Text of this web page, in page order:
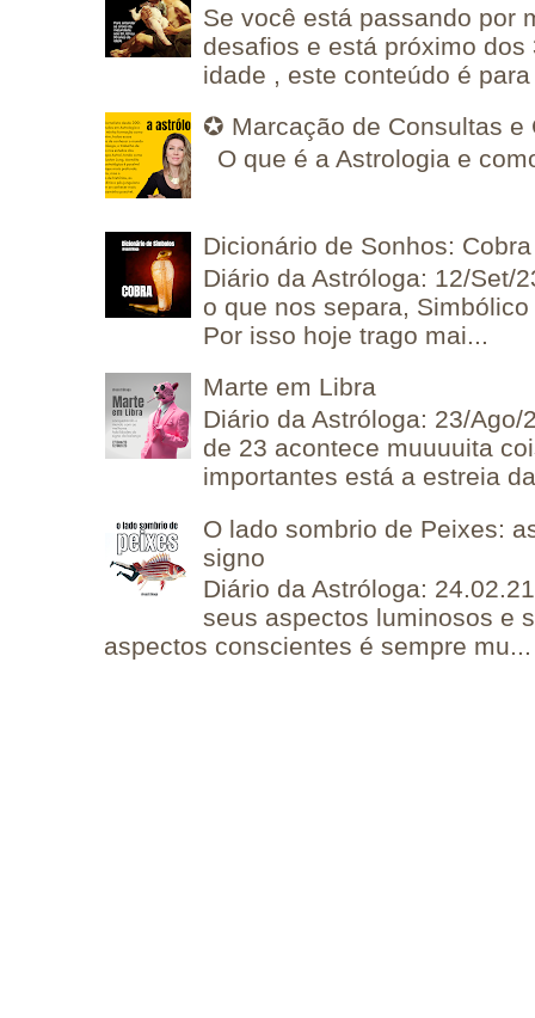
Se você está passando por
desafios e está próximo
idade , este conteúdo é
✪ Marcação de Consultas e
O que é a Astrologia e
Dicionário de Sonhos: Cobra
Diário da Astróloga: 12/Set/
o que nos separa,
Por isso hoje trago mai...
Marte em Libra
Diário da Astróloga: 23/
de 23 acontece muuuuita
importantes está a estreia
O lado sombrio de Peixes:
signo
Diário da Astróloga:
seus aspectos luminosos e
aspectos conscientes é sempre mu...